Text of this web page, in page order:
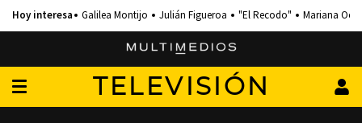
Galilea Montijo Julián Figueroa "El Recodo" Mariana
TELEVISIÓN